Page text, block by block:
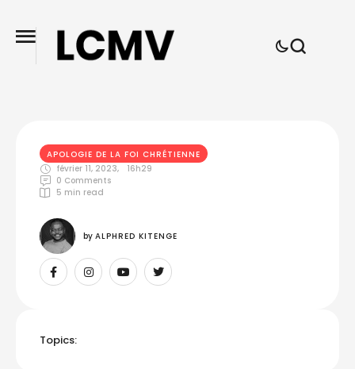
APOLOGIE DE LA FOI CHRÉTIENNE
février 11, 2023,
16h29
0 Comments
5 min read
by ALPHRED KITENGE
Topics: